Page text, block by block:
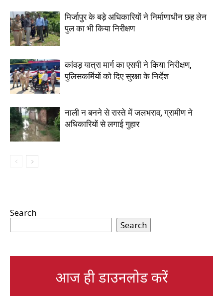
मिर्जापुर के बड़े अधिकारियों ने निर्माणाधीन छह लेन
पुल का भी किया निरीक्षण
कांवड़ यात्रा मार्ग का एसपी ने किया निरीक्षण,
पुलिसकर्मियों को दिए सुरक्षा के निर्देश
नाली न बनने से रास्ते में जलभराव, ग्रामीण ने
अधिकारियों से लगाई गुहार
Search
Search
आज ही डाउनलोड करें